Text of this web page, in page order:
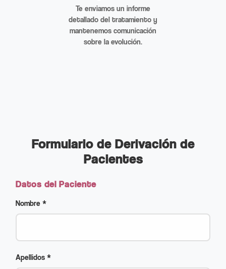
Te enviamos un informe
detallado del tratamiento y
mantenemos comunicación
sobre la evolución.
Formulario de Derivación de
Pacientes
Datos del Paciente
Nombre *
Apellidos *